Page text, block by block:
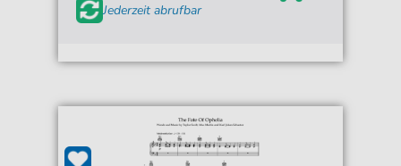
Jederzeit abrufbar